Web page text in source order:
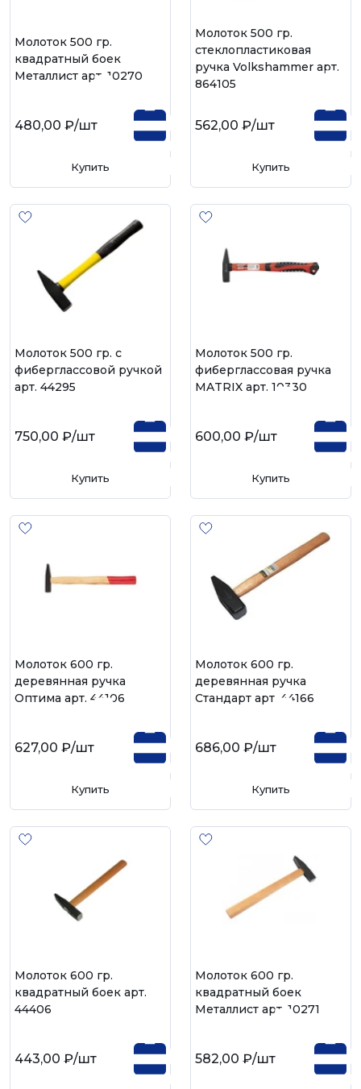
Молоток 500 гр.
квадратный боек
Металлист арт. 10270
480,00 ₽/шт
Купить
Молоток 500 гр.
стеклопластиковая
ручка Volkshammer арт.
864105
562,00 ₽/шт
Купить
Молоток 500 гр. с
фиберглассовой ручкой
арт. 44295
750,00 ₽/шт
Купить
Молоток 500 гр.
фиберглассовая ручка
MATRIX арт. 10330
600,00 ₽/шт
Купить
Молоток 600 гр.
деревянная ручка
Оптима арт. 44106
627,00 ₽/шт
Купить
Молоток 600 гр.
деревянная ручка
Стандарт арт. 44166
686,00 ₽/шт
Купить
Молоток 600 гр.
квадратный боек арт.
44406
443,00 ₽/шт
Молоток 600 гр.
квадратный боек
Металлист арт. 10271
582,00 ₽/шт